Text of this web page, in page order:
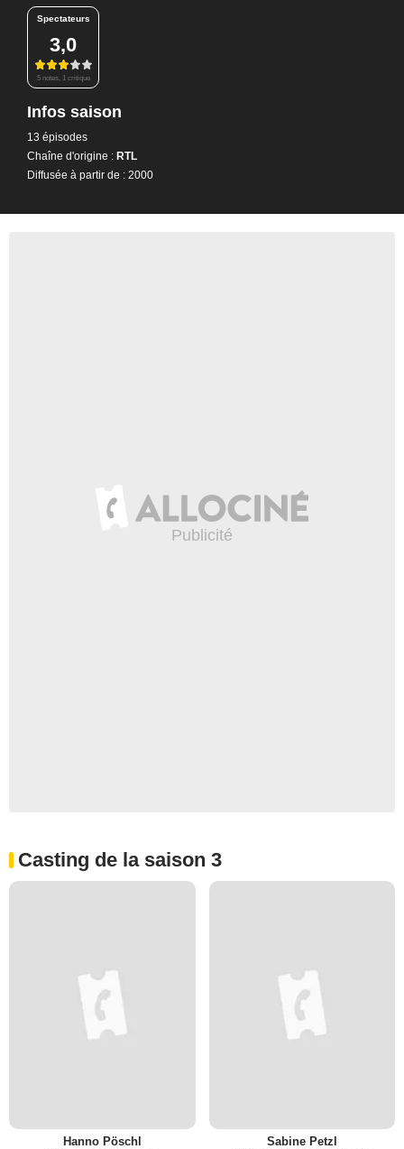
Spectateurs
3,0
5 notes, 1 critique
Infos saison
13 épisodes
Chaîne d'origine : RTL
Diffusée à partir de : 2000
Casting de la saison 3
Hanno Pöschl Sabine Petzl